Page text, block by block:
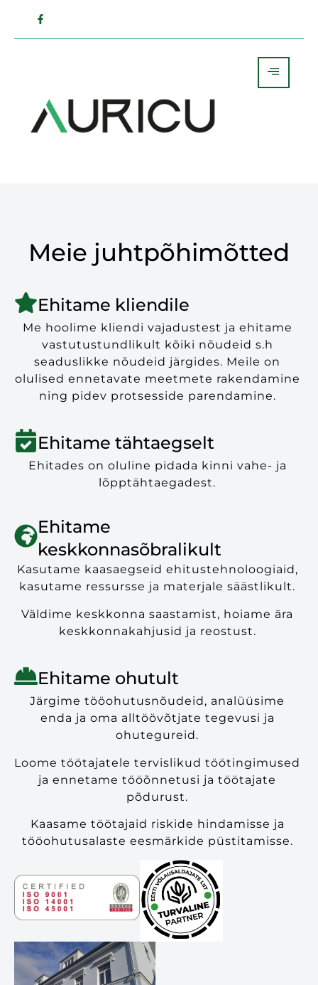
Meie juhtpõhimõtted
Ehitame kliendile
Me hoolime kliendi vajadustest ja ehitame
vastutustundlikult kõiki nõudeid s.h
seaduslikke nõudeid järgides. Meile on
olulised ennetavate meetmete rakendamine
ning pidev protsesside parendamine.
Ehitame tähtaegselt
Ehitades on oluline pidada kinni vahe- ja
lõpptähtaegadest.
Ehitame
keskkonnasõbralikult
Kasutame kaasaegseid ehitustehnoloogiaid,
kasutame ressursse ja materjale säästlikult.
Väldime keskkonna saastamist, hoiame ära
keskkonnakahjusid ja reostust.
Ehitame ohutult
Järgime tööohutusnõudeid, analüüsime
enda ja oma alltöövõtjate tegevusi ja
ohutegureid.
Loome töötajatele tervislikud töötingimused
ja ennetame tööõnnetusi ja töötajate
põdurust.
Kaasame töötajaid riskide hindamisse ja
tööohutusalaste eesmärkide püstitamisse.